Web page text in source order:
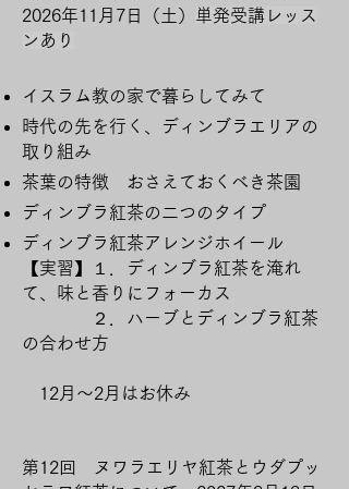
2026年11月7日（土）
単発受講レッス
ンあり
イスラム教の家で暮らしてみて
時代の先を行く、ディンブラエリアの
取り組み
茶葉の特徴 おさえておくべき茶園
ディンブラ紅茶の二つのタイプ
​ディンブラ紅茶アレンジホイール
【実習】１．ディンブラ紅茶を淹れ
て、味と香りにフォーカス
​ ２．ハーブとディンブラ紅茶
の合わせ方
12月～2月はお休み
第12回 ヌワラエリヤ紅茶とウダプッ